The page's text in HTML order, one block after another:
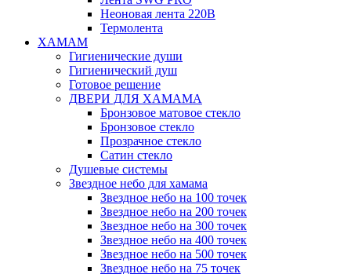
Неоновая лента 220В
Термолента
ХАМАМ
Гигиенические души
Гигиенический душ
Готовое решение
ДВЕРИ ДЛЯ ХАМАМА
Бронзовое матовое стекло
Бронзовое стекло
Прозрачное стекло
Сатин стекло
Душевые системы
Звездное небо для хамама
Звездное небо на 100 точек
Звездное небо на 200 точек
Звездное небо на 300 точек
Звездное небо на 400 точек
Звездное небо на 500 точек
Звездное небо на 75 точек